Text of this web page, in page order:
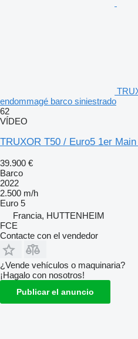
endommagé barco siniestrado
62
VÍDEO
TRUXOR T50 / Euro5 1er
39.900 €
Barco
2022
2.500 m/h
Euro 5
Francia, HUTTENHEIM
FCE
Contacte con el vendedor
¿Vende vehículos o maquinaria?
¡Hagalo con nosotros!
Publicar el anuncio